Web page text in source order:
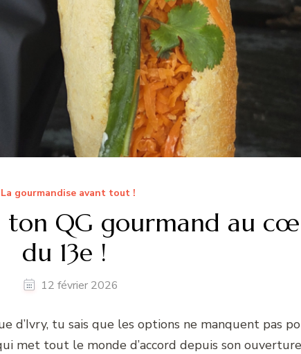
La gourmandise avant tout !
: ton QG gourmand au
du 13e !
12 février 2026
d’Ivry, tu sais que les options ne manquent pas
met tout le monde d’accord depuis son